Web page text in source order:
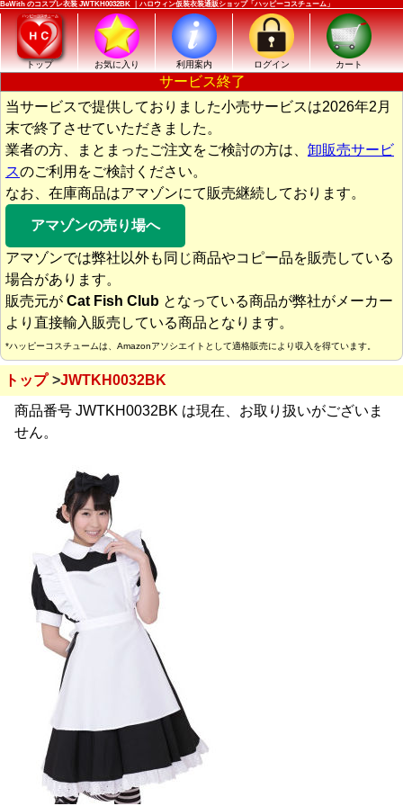
BeWith のコスプレ衣装 JWTKH0032BK ｜ハロウィン仮装衣装通販ショップ「ハッピーコスチューム」
トップ お気に入り 利用案内 ログイン カート
サービス終了
当サービスで提供しておりました小売サービスは2026年2月
末で終了させていただきました。
業者の方、まとまったご注文をご検討の方は、 卸販売サービ
スのご利用をご検討ください。
なお、在庫商品はアマゾンにて販売継続しております。
アマゾンの売り場へ
アマゾンでは弊社以外も同じ商品やコピー品を販売している
場合があります。
販売元が Cat Fish Club となっている商品が弊社がメーカー
より直接輸入販売している商品となります。
*ハッピーコスチュームは、Amazonアソシエイトとして適格販売により収入を得ています。
トップ
JWTKH0032BK
商品番号 JWTKH0032BK は現在、お取り扱いがございま
せん。